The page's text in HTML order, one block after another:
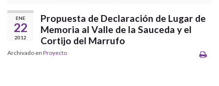
ENE
22
2012
Propuesta de Declaración de Lugar de
Memoria al Valle de la Sauceda y el
Cortijo del Marrufo
Archivado en Proyecto